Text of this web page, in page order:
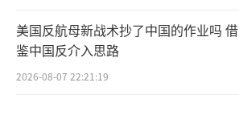
美国反航母新战术抄了中国的作业吗 借
鉴中国反介入思路
2026-08-07 22:21:19